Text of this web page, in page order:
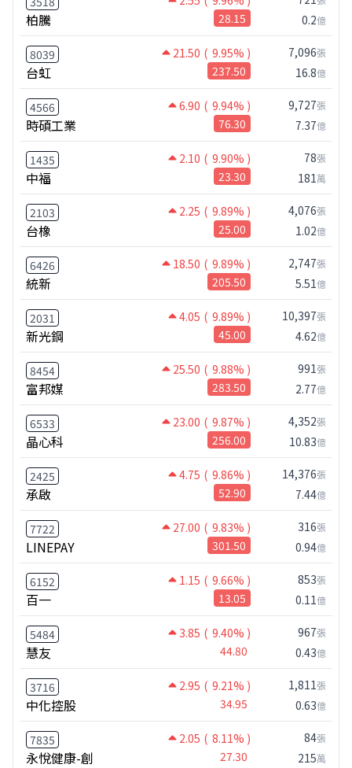
柏騰 28.15 0.2億
8039 21.50 ( 9.95% )
台虹 237.50
7,096張
16.8億
4566 6.90 ( 9.94% )
時碩工業 76.30
9,727張
7.37億
1435 2.10 ( 9.90% )
中福 23.30
78張
181萬
2103 2.25 ( 9.89% )
台橡 25.00
4,076張
1.02億
6426 18.50 ( 9.89% )
統新 205.50
2,747張
5.51億
2031 4.05 ( 9.89% )
新光鋼 45.00
10,397張
4.62億
8454 25.50 ( 9.88% )
富邦媒 283.50
991張
2.77億
6533 23.00 ( 9.87% )
晶心科 256.00
4,352張
10.83億
2425 4.75 ( 9.86% )
承啟 52.90
14,376張
7.44億
7722 27.00 ( 9.83% )
LINEPAY 301.50
316張
0.94億
6152 1.15 ( 9.66% )
百一 13.05
853張
0.11億
5484 3.85 ( 9.40% )
慧友 44.80
967張
0.43億
3716 2.95 ( 9.21% )
中化控股 34.95
1,811張
0.63億
7835 2.05 ( 8.11% )
永悅健康-創 27.30
84張
215萬